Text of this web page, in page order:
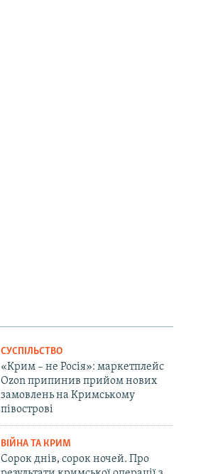
СУСПІЛЬСТВО
«Крим – не Росія»: маркетплейс
Ozon припинив прийом нових
замовлень на Кримському
півострові
ВІЙНА ТА КРИМ
Сорок днів, сорок ночей. Про